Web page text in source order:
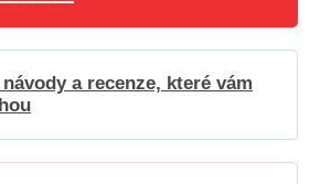
a recenze, které vám